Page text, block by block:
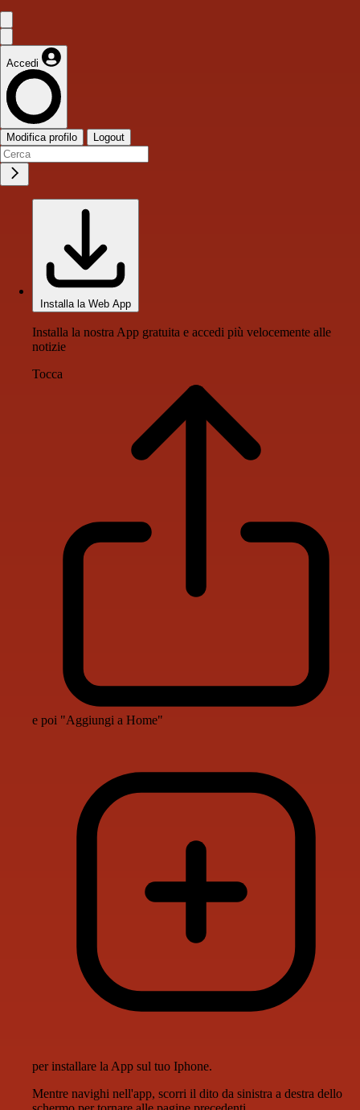
Accedi
Modifica profilo Logout
Installa la Web App
Installa la nostra App gratuita e accedi più velocemente alle
notizie
Tocca
e poi "Aggiungi a Home"
per installare la App sul tuo Iphone.
Mentre navighi nell'app, scorri il dito da sinistra a destra dello